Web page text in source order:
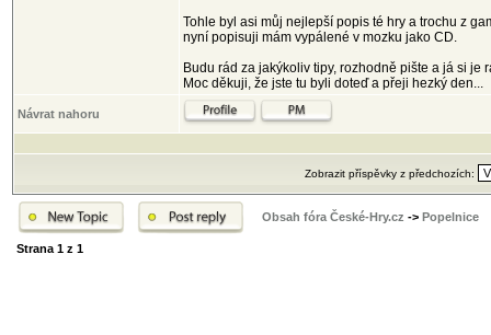
Tohle byl asi můj nejlepší popis té hry a trochu z
nyní popisuji mám vypálené v mozku jako CD.
Budu rád za jakýkoliv tipy, rozhodně pište a já si je
Moc děkuji, že jste tu byli doteď a přeji hezký den...
Návrat nahoru
Zobrazit příspěvky z předchozích:
Obsah fóra České-Hry.cz -> Popelnice
Strana 1 z 1